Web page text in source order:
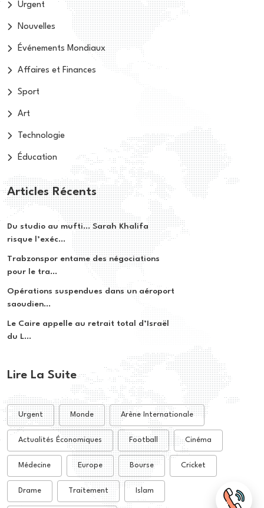
Urgent
Nouvelles
Événements Mondiaux
Affaires et Finances
Sport
Art
Technologie
Éducation
Articles Récents
Du studio au mufti… Sarah Khalifa
risque l’exéc...
Trabzonspor entame des négociations
pour le tra...
Opérations suspendues dans un aéroport
saoudien...
Le Caire appelle au retrait total d’Israël
du L...
Lire La Suite
Urgent Monde Arène Internationale
Actualités Économiques Football Cinéma
Médecine Europe Bourse Cricket
Drame Traitement Islam